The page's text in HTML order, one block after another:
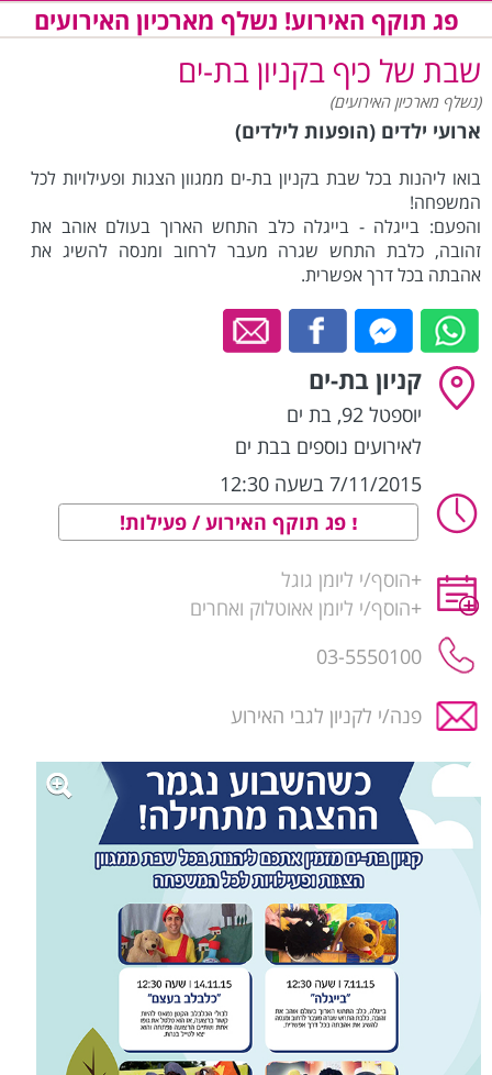
פג תוקף האירוע! נשלף מארכיון האירועים
שבת של כיף בקניון בת-ים
(נשלף מארכיון האירועים)
ארועי ילדים (הופעות לילדים)
בואו ליהנות בכל שבת בקניון בת-ים ממגוון הצגות ופעילויות לכל
המשפחה!
והפעם: בייגלה - בייגלה כלב התחש הארוך בעולם אוהב את
זהובה, כלבת התחש שגרה מעבר לרחוב ומנסה להשיג את
אהבתה בכל דרך אפשרית.
קניון בת-ים
יוספטל 92 , בת ים
לאירועים נוספים בבת ים
7/11/2015 בשעה 12:30
פג תוקף האירוע / פעילות!
+הוסף/י ליומן גוגל
+הוסף/י ליומן אאוטלוק ואחרים
03-5550100
פנה/י לקניון לגבי האירוע